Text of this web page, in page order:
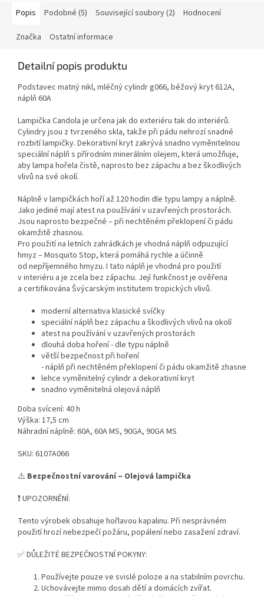
Popis Podobné (5) Související soubory (2) Hodnocení
Značka Ostatní informace
Detailní popis produktu
Podstavec matný nikl, mléčný cylindr g066, béžový kryt 612A,
náplň 60A
Lampička Candola je určena jak do exteriéru tak do interiérů.
Cylindry jsou z tvrzeného skla, takže při pádu nehrozí snadné
rozbití lampičky. Dekorativní kryt zakrývá snadno vyměnitelnou
speciální náplň s přírodním minerálním olejem, která umožňuje,
aby lampa hořela čistě, naprosto bez zápachu a bez škodlivých
vlivů na své okolí.
Náplně v lampičkách hoří až 120 hodin dle typu lampy a náplně.
Jako jediné mají atest na používání v uzavřených prostorách.
Jsou naprosto bezpečné – při nechtěném překlopení či pádu
okamžitě zhasnou.
Pro použití na letních zahrádkách je vhodná náplň odpuzující
hmyz – Mosquito Stop, která pomáhá rychle a účinně
od nepříjemného hmyzu. I tato náplň je vhodná pro použití
v interiéru a je zcela bez zápachu. Její funkčnost je ověřena
a certifikována Švýcarským institutem tropických vlivů.
moderní alternativa klasické svíčky
speciální náplň bez zápachu a škodlivých vlivů na okolí
atest na používání v uzavřených prostorách
dlouhá doba hoření - dle typu náplně
větší bezpečnost při hoření
- náplň při nechtěném překlopení či pádu okamžitě zhasne
lehce vyměnitelný cylindr a dekorativní kryt
snadno vyměnitelná olejová náplň
Doba svícení: 40 h
Výška: 17,5 cm
Náhradní náplně: 60A, 60A MS, 90GA, 90GA MS
SKU: 6107A066
⚠️ Bezpečnostní varování – Olejová lampička
❗ UPOZORNĚNÍ:
Tento výrobek obsahuje hořlavou kapalinu. Při nesprávném
použití hrozí nebezpečí požáru, popálení nebo zasažení zdraví.
✅ DŮLEŽITÉ BEZPEČNOSTNÍ POKYNY:
Používejte pouze ve svislé poloze a na stabilním povrchu.
Uchovávejte mimo dosah dětí a domácích zvířat.